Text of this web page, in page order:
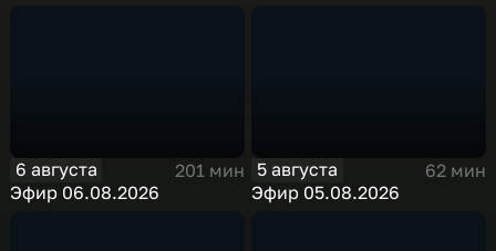
6 августа
201 мин
Эфир 06.08.2026
5 августа
62 мин
Эфир 05.08.2026